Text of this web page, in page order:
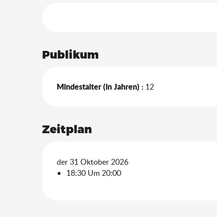
Publikum
Mindestalter (in Jahren) : 12
Zeitplan
der 31 Oktober 2026
18:30 Um 20:00